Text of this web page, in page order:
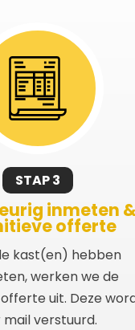
STAP 3
inmeten
offerte
kast(en) hebben
werken we de
uit. Deze
mail verstuurd.